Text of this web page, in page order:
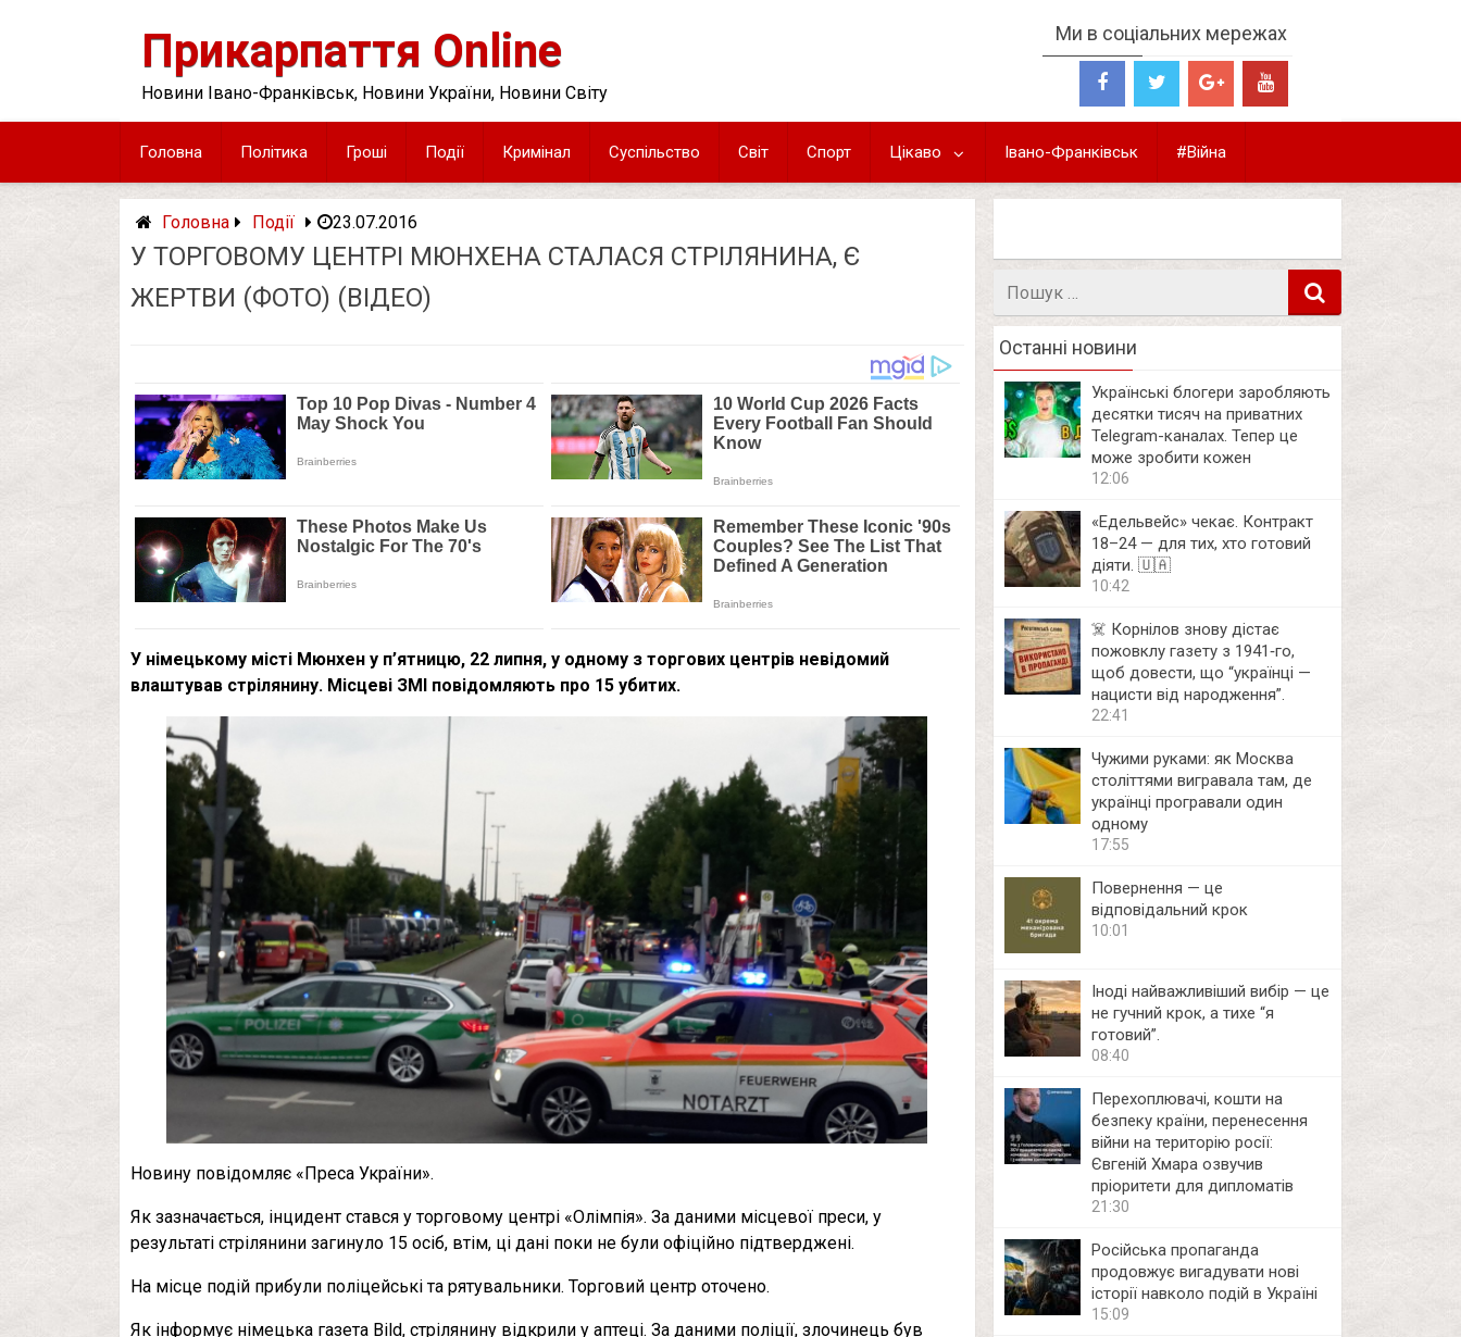
Прикарпаття Online
Новини Івано-Франківськ, Новини України, Новини Світу
Ми в соціальних мережах
Головна Політика Гроші Події Кримінал Суспільство Світ Спорт Цікаво Івано-Франківськ #Війна
Головна Події 23.07.2016
У ТОРГОВОМУ ЦЕНТРІ МЮНХЕНА СТАЛАСЯ СТРІЛЯНИНА, Є
ЖЕРТВИ (ФОТО) (ВІДЕО)
У німецькому місті Мюнхен у п’ятницю, 22 липня, у одному з торгових центрів невідомий
влаштував стрілянину. Місцеві ЗМІ повідомляють про 15 убитих.
Новину повідомляє «Преса України».
Як зазначається, інцидент стався у торговому центрі «Олімпія». За даними місцевої преси, у
результаті стрілянини загинуло 15 осіб, втім, ці дані поки не були офіційно підтверджені.
На місце подій прибули поліцейські та рятувальники. Торговий центр оточено.
Як інформує німецька газета Bild, стрілянину відкрили у аптеці. За даними поліції, злочинець був
Останні новини
Українські блогери заробляють
десятки тисяч на приватних
Telegram-каналах. Тепер це
може зробити кожен
12:06
«Едельвейс» чекає. Контракт
18–24 — для тих, хто готовий
діяти. 🇺🇦
10:42
☠️ Корнілов знову дістає
пожовклу газету з 1941‑го,
щоб довести, що “українці —
нацисти від народження”.
22:41
Чужими руками: як Москва
століттями вигравала там, де
українці програвали один
одному
17:55
Повернення — це
відповідальний крок
10:01
Іноді найважливіший вибір — це
не гучний крок, а тихе “я
готовий”.
08:40
Перехоплювачі, кошти на
безпеку країни, перенесення
війни на територію росії:
Євгеній Хмара озвучив
пріоритети для дипломатів
21:30
Російська пропаганда
продовжує вигадувати нові
історії навколо подій в Україні
15:09